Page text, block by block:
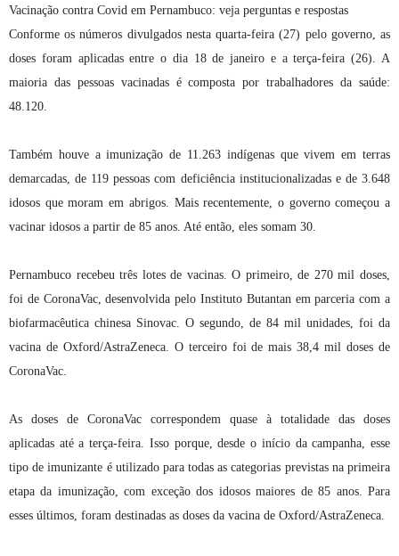
Vacinação contra Covid em Pernambuco: veja perguntas e respostas
Conforme os números divulgados nesta quarta-feira (27) pelo governo, as
doses foram aplicadas entre o dia 18 de janeiro e a terça-feira (26). A
maioria das pessoas vacinadas é composta por trabalhadores da saúde:
48.120.
Também houve a imunização de 11.263 indígenas que vivem em terras
demarcadas, de 119 pessoas com deficiência institucionalizadas e de 3.648
idosos que moram em abrigos. Mais recentemente, o governo começou a
vacinar idosos a partir de 85 anos. Até então, eles somam 30.
Pernambuco recebeu três lotes de vacinas. O primeiro, de 270 mil doses,
foi de CoronaVac, desenvolvida pelo Instituto Butantan em parceria com a
biofarmacêutica chinesa Sinovac. O segundo, de 84 mil unidades, foi da
vacina de Oxford/AstraZeneca. O terceiro foi de mais 38,4 mil doses de
CoronaVac.
As doses de CoronaVac correspondem quase à totalidade das doses
aplicadas até a terça-feira. Isso porque, desde o início da campanha, esse
tipo de imunizante é utilizado para todas as categorias previstas na primeira
etapa da imunização, com exceção dos idosos maiores de 85 anos. Para
esses últimos, foram destinadas as doses da vacina de Oxford/AstraZeneca.